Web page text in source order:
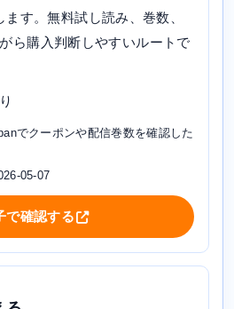
ます。無料試し読み、巻数、
ら購入判断しやすいルートで
でクーポンや配信巻数を確認した
05-07
で確認する